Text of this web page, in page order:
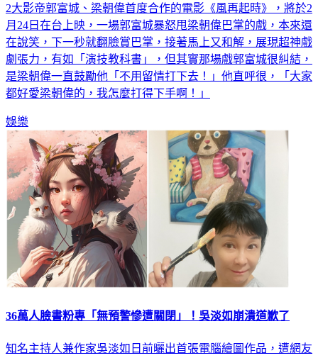
2大影帝郭富城、梁朝偉首度合作的電影《風再起時》，將於2
月24日在台上映，一場郭富城暴怒甩梁朝偉巴掌的戲，本來還
在說笑，下一秒就翻臉賞巴掌，接著馬上又和解，展現超神戲
劇張力，有如「演技教科書」，但其實那場戲郭富城很糾結，
是梁朝偉一直鼓勵他「不用留情打下去！」他直呼很，「大家
都好愛梁朝偉的，我怎麼打得下手啊！」
娛樂
36萬人臉書粉專「無預警慘遭關閉」！吳淡如崩潰道歉了
知名主持人兼作家吳淡如日前曬出首張電腦繪圖作品，遭網友